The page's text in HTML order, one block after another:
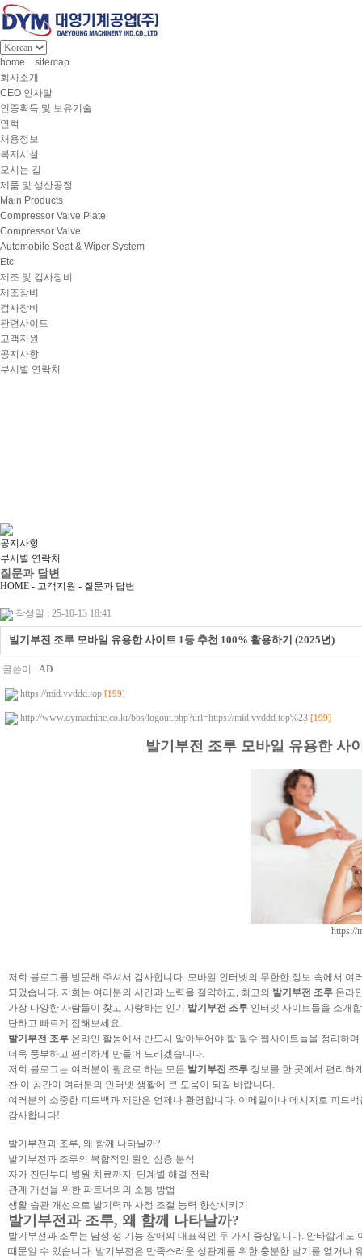
home
sitemap
회사소개
CEO 인사말
인증획득 및 보유기술
연혁
채용정보
복지시설
오시는 길
제품 및 생산공정
Main Products
Compressor Valve Plate
Compressor Valve
Automobile Seat & Wiper System
Etc
제조 및 검사장비
제조장비
검사장비
관련사이트
고객지원
공지사항
부서별 연락처
공지사항
부서별 연락처
질문과 답변
HOME - 고객지원 - 질문과 답변
작성일 : 25-10-13 18:41
발기부전 조루 모바일 유용한 사이트 1등 추천 100% 활용하기 (2025년)
글쓴이 : AD
https://mid.vvddd.top [199]
http://www.dymachine.co.kr/bbs/logout.php?url=https://mid.vvddd.top%23 [199]
발기부전 조루 모바일 유용한 사
https://
저희 블로그를 방문해 주셔서 감사합니다. 모바일 인터넷의 무한한 정보 속에서 여
되었습니다. 저희는 여러분의 시간과 노력을 절약하고, 최고의 발기부전 조루 온라
가장 다양한 사람들이 찾고 사랑하는 인기 발기부전 조루 인터넷 사이트들을 소개
단하고 빠르게 접해보세요.
발기부전 조루 온라인 활동에서 반드시 알아두어야 할 필수 웹사이트들을 정리하
더욱 풍부하고 편리하게 만들어 드리겠습니다.
저희 블로그는 여러분이 필요로 하는 모든 발기부전 조루 정보를 한 곳에서 편리하
찬 이 공간이 여러분의 인터넷 생활에 큰 도움이 되길 바랍니다.
여러분의 소중한 피드백과 제안은 언제나 환영합니다. 이메일이나 메시지로 피드
감사합니다!
발기부전과 조루, 왜 함께 나타날까?
발기부전과 조루의 복합적인 원인 심층 분석
자가 진단부터 병원 치료까지: 단계별 해결 전략
관계 개선을 위한 파트너와의 소통 방법
생활 습관 개선으로 발기력과 사정 조절 능력 향상시키기
발기부전과 조루, 왜 함께 나타날까?
발기부전과 조루는 남성 성 기능 장애의 대표적인 두 가지 증상입니다. 안타깝게
때문일 수 있습니다. 발기부전은 만족스러운 성관계를 위한 충분한 발기를 얻거나